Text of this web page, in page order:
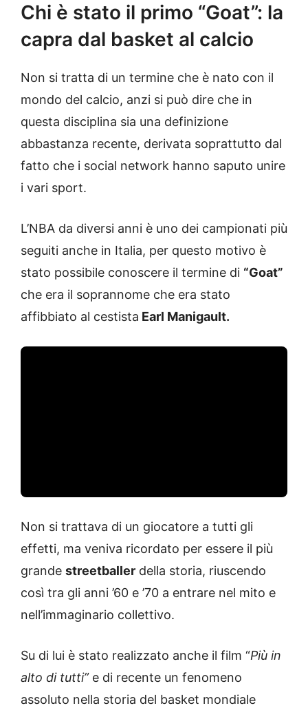
Chi è stato il primo “Goat”: la
capra dal basket al calcio
Non si tratta di un termine che è nato con il
mondo del calcio, anzi si può dire che in
questa disciplina sia una definizione
abbastanza recente, derivata soprattutto dal
fatto che i social network hanno saputo unire
i vari sport.
L’NBA da diversi anni è uno dei campionati più
seguiti anche in Italia, per questo motivo è
stato possibile conoscere il termine di “Goat”
che era il soprannome che era stato
affibbiato al cestista Earl Manigault.
Non si trattava di un giocatore a tutti gli
effetti, ma veniva ricordato per essere il più
grande streetballer della storia, riuscendo
così tra gli anni ’60 e ’70 a entrare nel mito e
nell’immaginario collettivo.
Su di lui è stato realizzato anche il film “Più in
alto di tutti”e di recente un fenomeno
assoluto nella storia del basket mondiale